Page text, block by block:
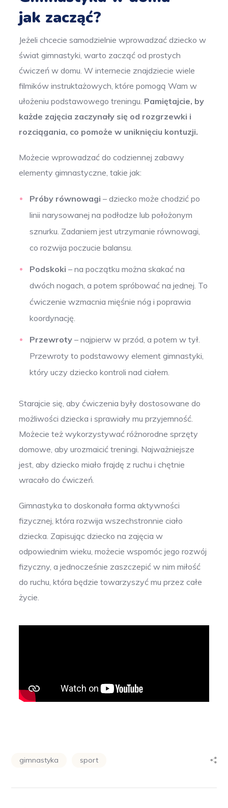
jak zacząć?
Jeżeli chcecie samodzielnie wprowadzać dziecko w
świat gimnastyki, warto zacząć od prostych
ćwiczeń w domu. W internecie znajdziecie wiele
filmików instruktażowych, które pomogą Wam w
ułożeniu podstawowego treningu. Pamiętajcie, by
każde zajęcia zaczynały się od rozgrzewki i
rozciągania, co pomoże w uniknięciu kontuzji.
Możecie wprowadzać do codziennej zabawy
elementy gimnastyczne, takie jak:
Próby równowagi – dziecko może chodzić po
linii narysowanej na podłodze lub położonym
sznurku. Zadaniem jest utrzymanie równowagi,
co rozwija poczucie balansu.
Podskoki – na początku można skakać na
dwóch nogach, a potem spróbować na jednej. To
ćwiczenie wzmacnia mięśnie nóg i poprawia
koordynację.
Przewroty – najpierw w przód, a potem w tył.
Przewroty to podstawowy element gimnastyki,
który uczy dziecko kontroli nad ciałem.
Starajcie się, aby ćwiczenia były dostosowane do
możliwości dziecka i sprawiały mu przyjemność.
Możecie też wykorzystywać różnorodne sprzęty
domowe, aby urozmaicić treningi. Najważniejsze
jest, aby dziecko miało frajdę z ruchu i chętnie
wracało do ćwiczeń.
Gimnastyka to doskonała forma aktywności
fizycznej, która rozwija wszechstronnie ciało
dziecka. Zapisując dziecko na zajęcia w
odpowiednim wieku, możecie wspomóc jego rozwój
fizyczny, a jednocześnie zaszczepić w nim miłość
do ruchu, która będzie towarzyszyć mu przez całe
życie.
gimnastyka sport